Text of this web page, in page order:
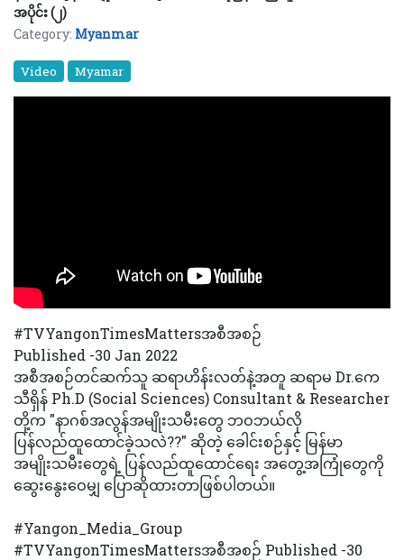
အပိုင်း (၂)
Category: Myanmar
Video Myamar
#TVYangonTimesMattersအစီအစဉ
Published -30 Jan 2022
အစီအစဉ်တင်ဆက်သူ ဆရာဟိန်းလတ်နဲ့အတူ ဆရာမ Dr.ကေ
သီရှိန် Ph.D (Social Sciences) Consultant & Researcher
တို့က "နာဂစ်အလွန်အမျိုးသမီးတွေ ဘဝဘယ်လို
ပြန်လည်ထူထောင်ခဲ့သလဲ??" ဆိုတဲ့ ခေါင်းစဉ်နှင့် မြန်မာ
အမျိုးသမီးတွေရဲ့ ပြန်လည်ထူထောင်ရေး အတွေ့အကြုံတွေကို
ဆွေးနွေးဝေမျှ ပြောဆိုထားတာဖြစ်ပါတယ်။
#Yangon_Media_Group
#TVYangonTimesMattersအစီအစဉ် Published -30